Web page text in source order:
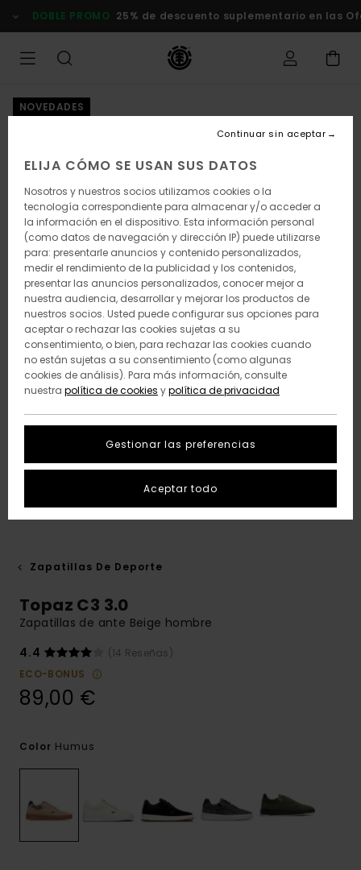
la
DOBLE PROMO 25% de descuento suplementario en las
NOVEDADES
Zapatillas De Deporte
Topaz C3 3.0
Zapatillas de ante Beige hombre
4.4
(14 Reseñas)
ECO-BONUS
89,00 €
Color Humus
ELIJA CÓMO SE USAN SUS DATOS
Nosotros y nuestros socios utilizamos cookies o la
tecnología correspondiente para almacenar y/o acceder a
la información en el dispositivo. Esta información personal
(como datos de navegación y dirección IP) puede utilizarse
para: presentarle anuncios y contenido personalizados,
medir el rendimiento de la publicidad y los contenidos,
presentar las anuncios personalizados, conocer mejor a
nuestra audiencia, desarrollar y mejorar los productos de
nuestros socios. Usted puede configurar sus opciones para
aceptar o rechazar las cookies sujetas a su
consentimiento, o bien, para rechazar las cookies cuando
no están sujetas a su consentimiento (como algunas
cookies de análisis). Para más información, consulte
nuestra política de cookies ypolítica de privacidad
Gestionar las preferencias
Continuar sin aceptar
Aceptar todo